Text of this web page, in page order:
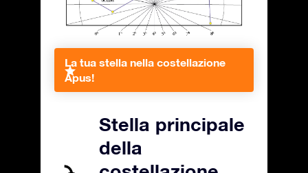
La tua stella nella costellazione
Apus!
Stella principale
della